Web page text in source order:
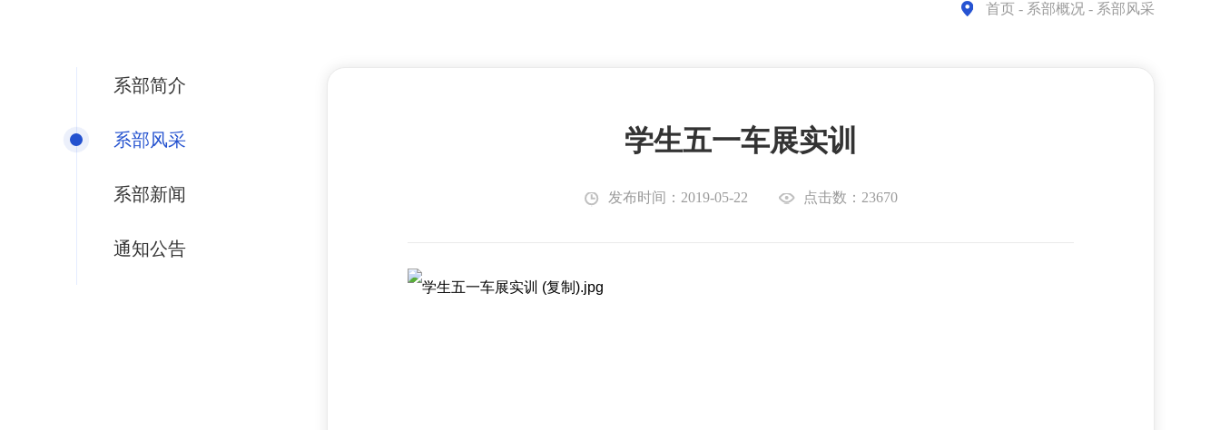
首页 - 系部概况 - 系部风采
系部简介
系部风采
系部新闻
通知公告
学生五一车展实训
发布时间：2019-05-22 点击数：23670